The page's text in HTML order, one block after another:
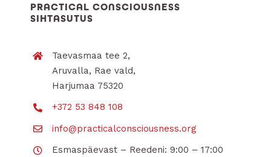
PRACTICAL CONSCIOUSNESS
SIHTASUTUS
Taevasmaa tee 2,
Aruvalla, Rae vald,
Harjumaa 75320
+372 53 848 108
info@practicalconsciousness.org
Esmaspäevast – Reedeni: 9:00 – 17:00